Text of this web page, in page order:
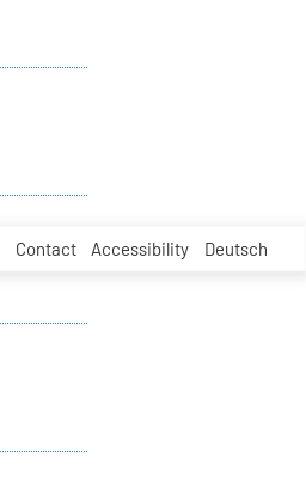
Contact Accessibility Deutsch